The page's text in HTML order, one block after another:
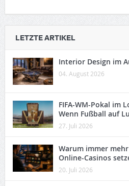
LETZTE ARTIKEL
Interior Design im
04. August 2026
FIFA-WM-Pokal im
Wenn Fußball auf
27. Juli 2026
Warum immer
Online-Casinos
20. Juli 2026